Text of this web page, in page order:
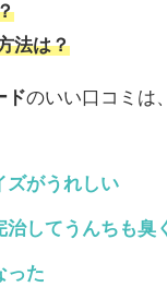
法は？
ドのいい口コミは
ズがうれしい
治してうんちも臭
った